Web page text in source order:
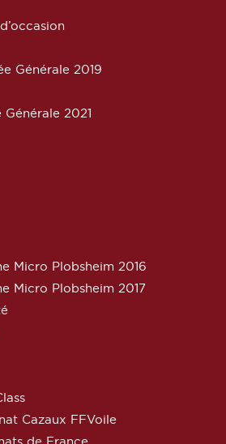
Générale 2019
2021
Micro Plobsheim 2016
Micro Plobsheim 2017
Cazaux FFVoile
de France